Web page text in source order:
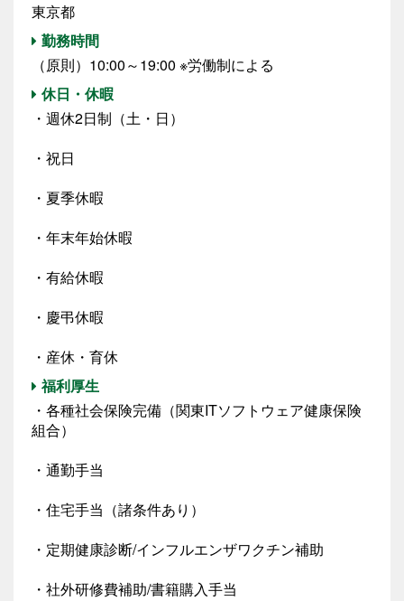
東京都
勤務時間
（原則）10:00～19:00 ※労働制による
休日・休暇
・週休2日制（土・日）
・祝日
・夏季休暇
・年末年始休暇
・有給休暇
・慶弔休暇
・産休・育休
福利厚生
・各種社会保険完備（関東ITソフトウェア健康保険
組合）
・通勤手当
・住宅手当（諸条件あり）
・定期健康診断/インフルエンザワクチン補助
・社外研修費補助/書籍購入手当